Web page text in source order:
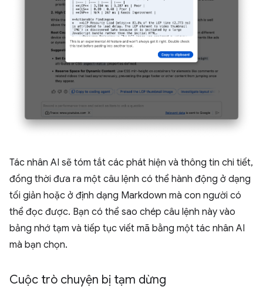
Tác nhân AI sẽ tóm tắt các phát hiện và thông tin chi tiết,
đồng thời đưa ra một câu lệnh có thể hành động ở dạng
tối giản hoặc ở định dạng Markdown mà con người có
thể đọc được. Bạn có thể sao chép câu lệnh này vào
bảng nhớ tạm và tiếp tục viết mã bằng một tác nhân AI
mà bạn chọn.
Cuộc trò chuyện bị tạm dừng